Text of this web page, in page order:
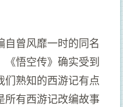
曾风靡一时的同名
《悟空传》确实受到
们熟知的西游记有点
所有西游记改编故事